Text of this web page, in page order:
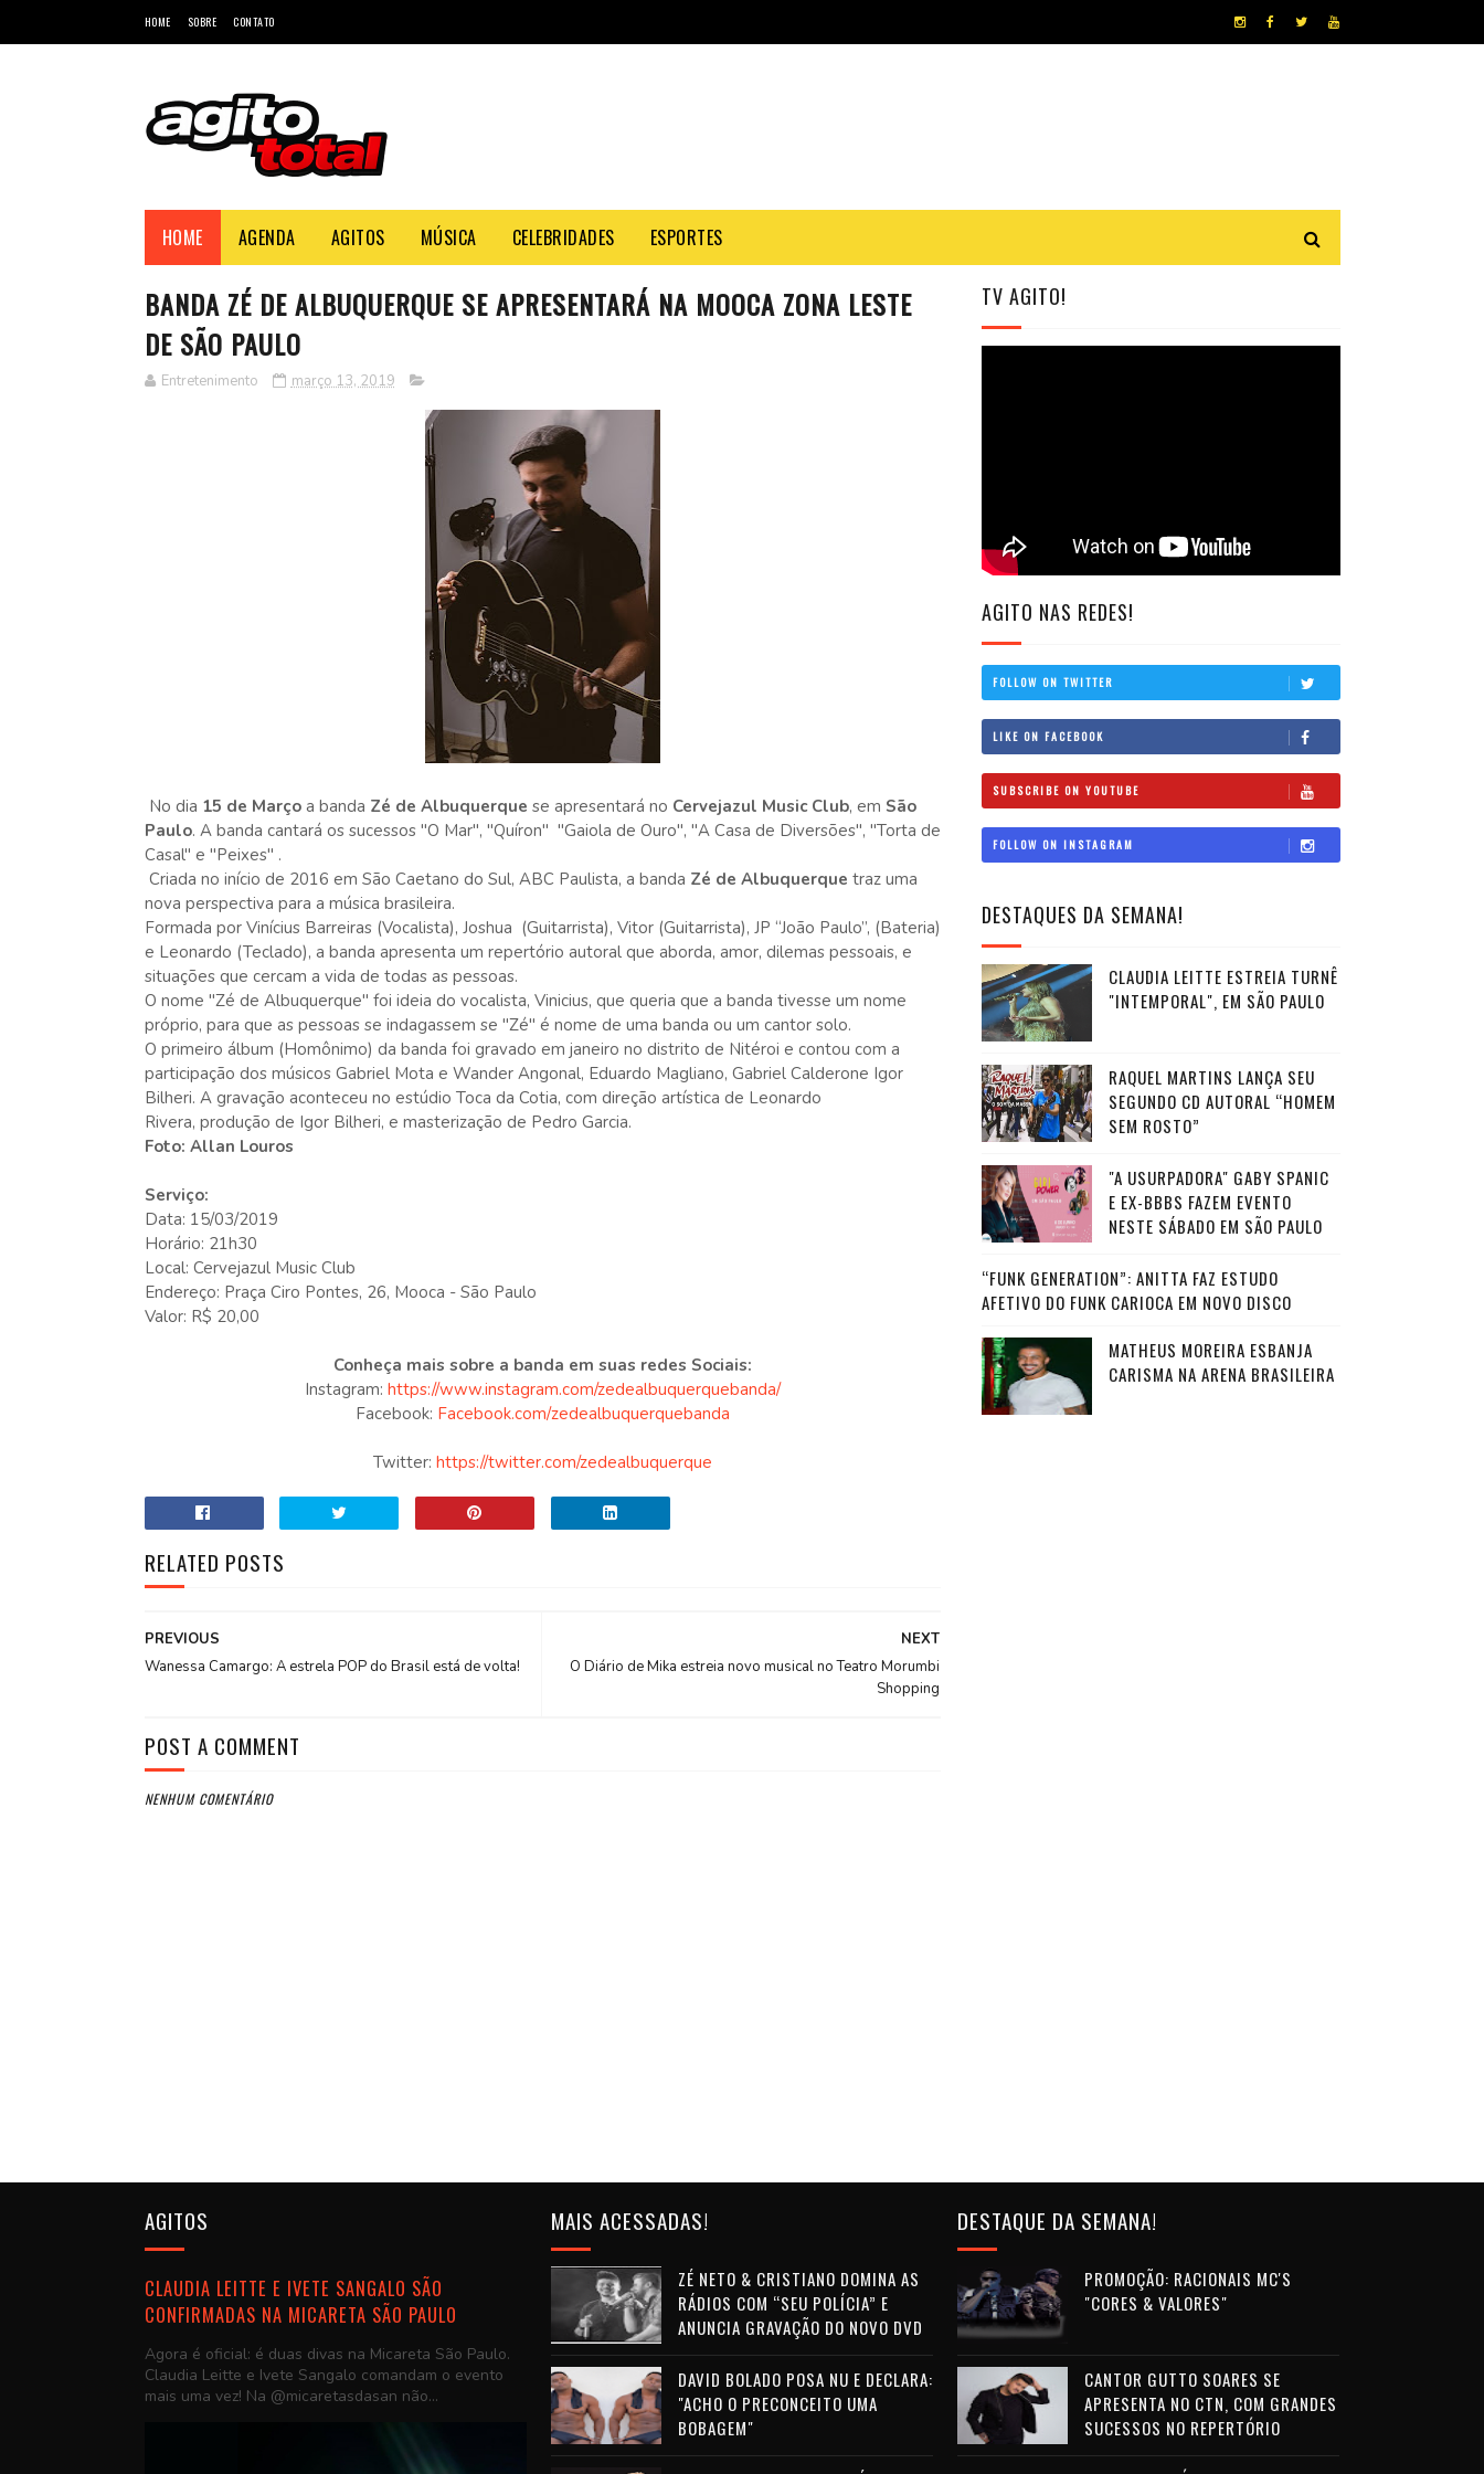
HOME SOBRE CONTATO
HOME AGENDA AGITOS MÚSICA CELEBRIDADES ESPORTES
BANDA ZÉ DE ALBUQUERQUE SE APRESENTARÁ NA MOOCA ZONA LESTE
DE SÃO PAULO
Entretenimento março 13, 2019
No dia 15 de Marçoa banda Zé de Albuquerque se apresentará no Cervejazul Music Club, em São
Paulo. A banda cantará os sucessos "O Mar", "Quíron" "Gaiola de Ouro", "A Casa de Diversões", "Torta de
Casal" e "Peixes" .
Criada no início de 2016 em São Caetano do Sul, ABC Paulista, a banda Zé de Albuquerque traz uma
nova perspectiva para a música brasileira.
Formada por Vinícius Barreiras (Vocalista), Joshua (Guitarrista), Vitor (Guitarrista), JP “João Paulo”, (Bateria)
e Leonardo (Teclado), a banda apresenta um repertório autoral que aborda, amor, dilemas pessoais, e
situações que cercam a vida de todas as pessoas.
O nome "Zé de Albuquerque" foi ideia do vocalista, Vinicius, que queria que a banda tivesse um nome
próprio, para que as pessoas se indagassem se "Zé" é nome de uma banda ou um cantor solo.
O primeiro álbum (Homônimo) da banda foi gravado em janeiro no distrito de Nitéroi e contou com a
participação dos músicos Gabriel Mota e Wander Angonal, Eduardo Magliano, Gabriel Calderone Igor
Bilheri. A gravação aconteceu no estúdio Toca da Cotia, com direção artística de Leonardo
Rivera, produção de Igor Bilheri, e masterização de Pedro Garcia.
Foto: Allan Louros
Serviço:
Data: 15/03/2019
Horário: 21h30
Local: Cervejazul Music Club
Endereço: Praça Ciro Pontes, 26, Mooca - São Paulo
Valor: R$ 20,00
Conheça mais sobre a banda em suas redes Sociais:
Instagram: https://www.instagram.com/zedealbuquerquebanda/
Facebook: Facebook.com/zedealbuquerquebanda
Twitter: https://twitter.com/zedealbuquerque
RELATED POSTS
NEXT
O Diário de Mika estreia novo musical no Teatro Morumbi
Shopping
PREVIOUS
Wanessa Camargo: A estrela POP do Brasil está de volta!
POST A COMMENT
NENHUM COMENTÁRIO
TV AGITO!
AGITO NAS REDES!
FOLLOW ON TWITTER
LIKE ON FACEBOOK
SUBSCRIBE ON YOUTUBE
FOLLOW ON INSTAGRAM
DESTAQUES DA SEMANA!
CLAUDIA LEITTE ESTREIA TURNÊ
"INTEMPORAL", EM SÃO PAULO
RAQUEL MARTINS LANÇA SEU
SEGUNDO CD AUTORAL “HOMEM
SEM ROSTO”
"A USURPADORA" GABY SPANIC
E EX-BBBS FAZEM EVENTO
NESTE SÁBADO EM SÃO PAULO
“FUNK GENERATION”: ANITTA FAZ ESTUDO
AFETIVO DO FUNK CARIOCA EM NOVO DISCO
MATHEUS MOREIRA ESBANJA
CARISMA NA ARENA BRASILEIRA
AGITOS
CLAUDIA LEITTE E IVETE SANGALO SÃO
CONFIRMADAS NA MICARETA SÃO PAULO
Agora é oficial: é duas divas na Micareta São Paulo.
Claudia Leitte e Ivete Sangalo comandam o evento
mais uma vez! Na @micaretasdasan não...
MAIS ACESSADAS!
ZÉ NETO & CRISTIANO DOMINA AS
RÁDIOS COM “SEU POLÍCIA” E
ANUNCIA GRAVAÇÃO DO NOVO DVD
DAVID BOLADO POSA NU E DECLARA:
"ACHO O PRECONCEITO UMA
BOBAGEM"
DESTAQUE DA SEMANA!
PROMOÇÃO: RACIONAIS MC'S
"CORES & VALORES"
CANTOR GUTTO SOARES SE
APRESENTA NO CTN, COM GRANDES
SUCESSOS NO REPERTÓRIO